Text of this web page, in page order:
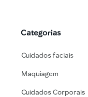
Categorias
Cuidados faciais
Maquiagem
Cuidados Corporais